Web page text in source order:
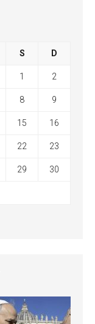
S D
1 2
8 9
15 16
22 23
29 30